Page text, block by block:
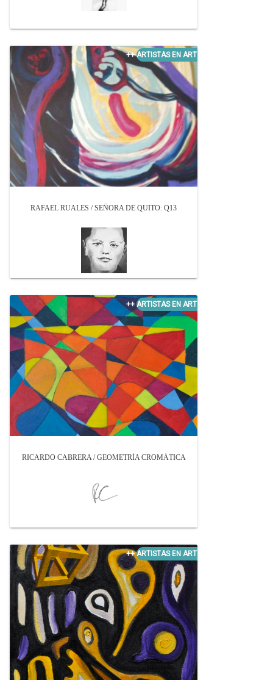
RAFAEL RUALES / SEÑORA DE QUITO: Q13
RICARDO CABRERA / GEOMETRÍA CROMÁTICA